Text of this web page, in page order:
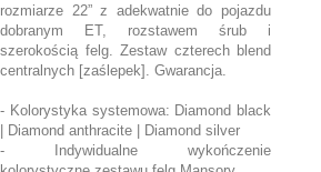
rozmiarze 22” z adekwatnie do pojazdu
dobranym ET, rozstawem śrub i
szerokością felg. Zestaw czterech blend
centralnych [zaślepek]. Gwarancja.
- Kolorystyka systemowa: Diamond black
| Diamond anthracite | Diamond silver
- Indywidualne wykończenie